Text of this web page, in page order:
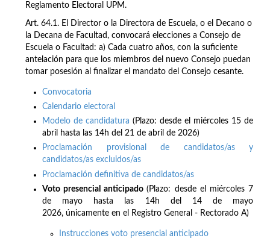
Reglamento Electoral UPM.
Art. 64.1. El Director o la Directora de Escuela, o el Decano o
la Decana de Facultad, convocará elecciones a Consejo de
Escuela o Facultad: a) Cada cuatro años, con la suficiente
antelación para que los miembros del nuevo Consejo puedan
tomar posesión al finalizar el mandato del Consejo cesante.
Convocatoria
Calendario electoral
Modelo de candidatura (Plazo: desde el miércoles 15 de
abril hasta las 14h del 21 de abril de 2026)
Proclamación provisional de candidatos/as y
candidatos/as excluidos/as
Proclamación definitiva de candidatos/as
Voto presencial anticipado(Plazo: desde el miércoles 7
de mayo hasta las 14h del 14 de mayo
2026, únicamente en el Registro General - Rectorado A)
Instrucciones voto presencial anticipado